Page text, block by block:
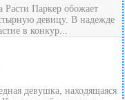
Расти Паркер обожает
девицу. В надежде
в конкур...
девушка, находящаяся